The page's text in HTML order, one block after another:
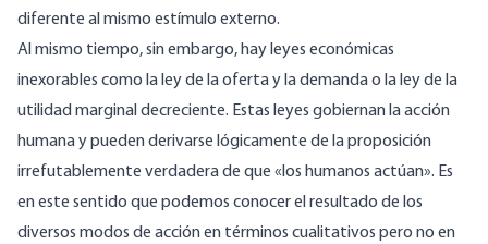
diferente al mismo estímulo externo.
Al mismo tiempo, sin embargo, hay leyes económicas
inexorables como la ley de la oferta y la demanda o la ley de la
utilidad marginal decreciente. Estas leyes gobiernan la acción
humana y pueden derivarse lógicamente de la proposición
irrefutablemente verdadera de que «los humanos actúan». Es
en este sentido que podemos conocer el resultado de los
diversos modos de acción en términos cualitativos pero no en